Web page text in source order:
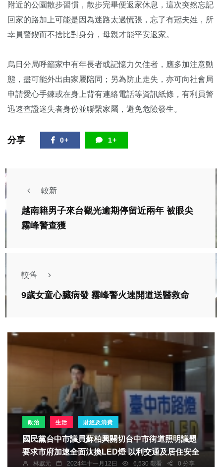
附近的公園散步習慣，散步完畢便返家休息，這次突然忘記
回家的路加上可能是因為迷路太過慌張，忘了有冠夫姓，所
幸員警鍥而不捨比對身分，母親才能平安返家。
烏日分局呼籲家中有年長者或記憶力欠佳者，應多加注意動
態，盡可能外出由家屬陪同；另為防止走失，亦可向社會局
申請愛心手鍊或在身上背有連絡電話等資訊紙條，有利員警
迅速查證迷失者身份並聯繫家屬，避免危險發生。
分享 0+ 1+
較新
越南籍男子來台觀光逾期停留近兩年 被眼尖
霧峰警查獲
較舊
9歲女童心臟病發 霧峰警火速開道送醫救命
政治 生活 財經及消費
國民黨台中市議員蘇柏興關切台中市街道照明議題
要求市府加速全面汰換LED燈 以利交通及居住安全
林獻元 2024年十一月12日 6,530 觀看 0 分享